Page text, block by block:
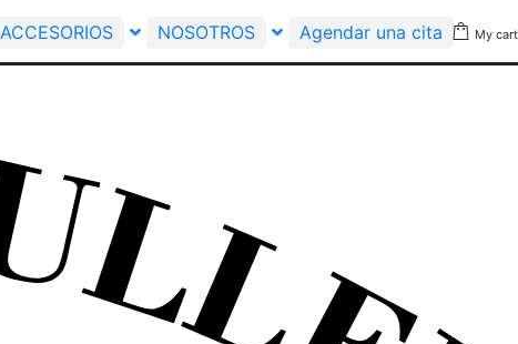
ACCESORIOS NOSOTROS Agendar una cita My cart